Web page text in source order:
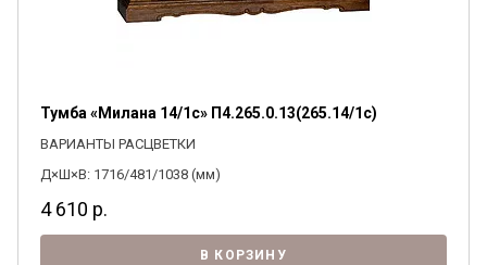
Тумба «Милана 14/1с» П4.265.0.13(265.14/1с)
ВАРИАНТЫ РАСЦВЕТКИ
Д×Ш×В: 1716/481/1038 (мм)
4 610 р.
В КОРЗИНУ